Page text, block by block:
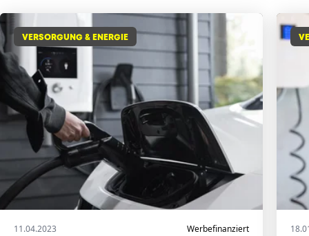
VERSORGUNG & ENERGIE
11.04.2023 Werbefinanziert